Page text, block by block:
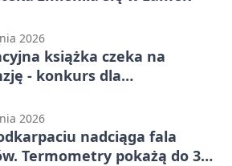
2026
książka czeka na
- konkurs dla
2026
nadciąga fala
Termometry pokażą do 36